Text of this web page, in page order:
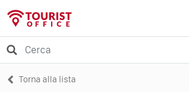
Torna alla lista